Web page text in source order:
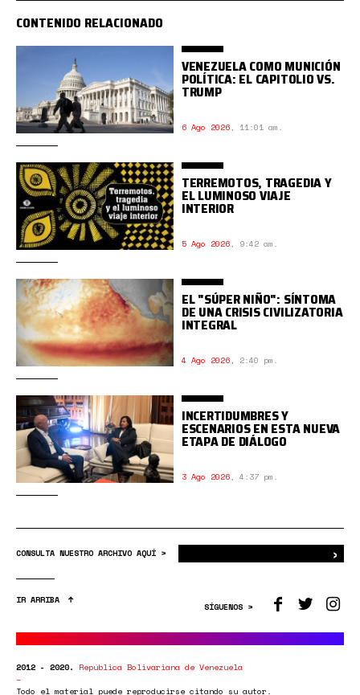
CONTENIDO RELACIONADO
VENEZUELA COMO MUNICIÓN
POLÍTICA: EL CAPITOLIO VS.
TRUMP
6 Ago 2026, 11:01 am.
TERREMOTOS, TRAGEDIA Y
EL LUMINOSO VIAJE
INTERIOR
5 Ago 2026, 9:42 am.
EL "SÚPER NIÑO": SÍNTOMA
DE UNA CRISIS CIVILIZATORIA
INTEGRAL
4 Ago 2026, 2:40 pm.
INCERTIDUMBRES Y
ESCENARIOS EN ESTA NUEVA
ETAPA DE DIÁLOGO
3 Ago 2026, 4:37 pm.
CONSULTA NUESTRO ARCHIVO AQUÍ > ›
IR ARRIBA
SÍGUENOS >
2012 - 2020. República Bolivariana de Venezuela
Todo el material puede reproducirse citando su autor.